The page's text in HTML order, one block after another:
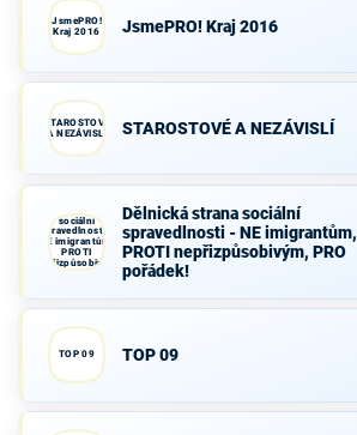
JsmePRO!
Kraj 2016
JsmePRO! Kraj 2016
STAROSTOVÉ
A NEZÁVISLÍ
STAROSTOVÉ A NEZÁVISLÍ
sociální
spravedlnosti -
NE imigrantům,
PROTI
nepřizpůsobivým,
PRO pořádek!
Dělnická strana sociální
spravedlnosti - NE imigrantům,
PROTI nepřizpůsobivým, PRO
pořádek!
TOP 09 TOP 09